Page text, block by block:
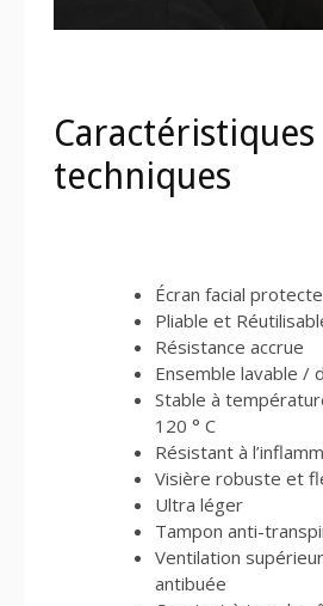
Caractéristiques
techniques
Écran facial
Pliable et
Résistance accrue
Ensemble lavable /
Stable à
120 ° C
Résistant à
Visière robuste et
Ultra léger
Tampon anti-
Ventilation
antibuée